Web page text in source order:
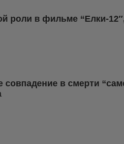
роли в фильме “Елки-
в смерти